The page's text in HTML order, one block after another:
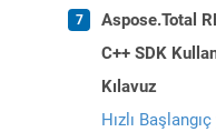
Aspose.Total
C++ SDK
Kılavuz
Hızlı Başlangıç